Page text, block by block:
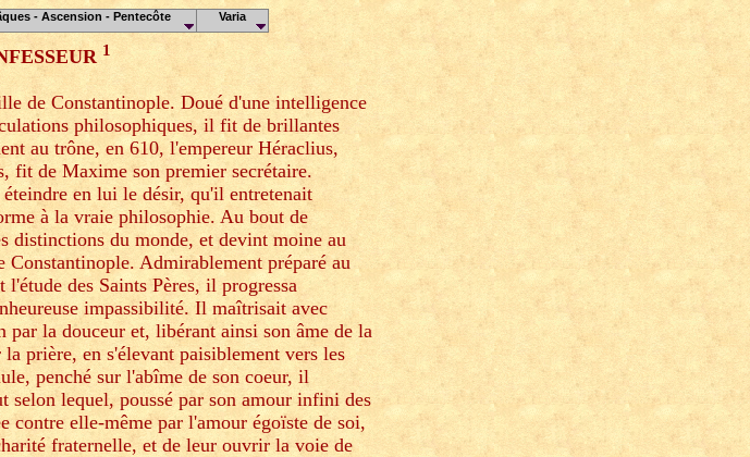
1
de Constantinople. Doué d'une intelligence
philosophiques, il fit de brillantes
au trône, en 610, l'empereur Héraclius,
fit de Maxime son premier secrétaire.
en lui le désir, qu'il entretenait
à la vraie philosophie. Au bout de
distinctions du monde, et devint moine au
Admirablement préparé au
des Saints Pères, il progressa
impassibilité. Il maîtrisait avec
la douceur et, libérant ainsi son âme de la
prière, en s'élevant paisiblement vers les
penché sur l'abîme de son coeur, il
selon lequel, poussé par son amour infini des
contre elle-même par l'amour égoïste de soi,
fraternelle, et de leur ouvrir la voie de
- Ascension - Pentecôte Varia